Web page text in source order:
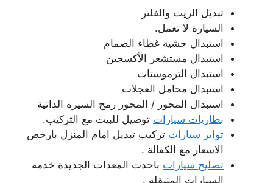
تبديل الزيت والفلتر
السيارة لا تعمل.
استبدال حشية غطاء الصمام
استبدال مستشعر الأكسجين
استبدال الترموستات
استبدال محامل العجلات
استبدال المحور / المحور رمح السيرة الذاتية
بطاريات سيارات توصيل للبيت مع التركيب.
تواير سيارات تركيب تبديل امام المنزل بارخص
الاسعار مع الكفالة .
تصليح سيارات باحدث المعدات الجديدة خدمة
السيارات المتنقلة .